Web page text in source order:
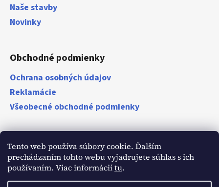
Tento web používa súbory cookie. Ďalším
prechádzaním tohto webu vyjadrujete súhlas s ich
používaním. Viac informáciítu.
Naše stavby
Novinky
Obchodné podmienky
Ochrana osobných údajov
Reklamácie
Všeobecné obchodné podmienky
Zákazníci
Naši zákazníci o nás